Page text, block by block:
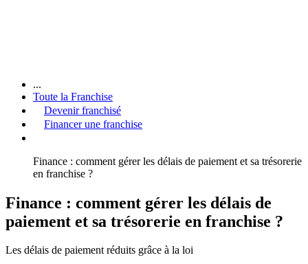
...
Toute la Franchise
Devenir franchisé
Financer une franchise
Finance : comment gérer les délais de paiement et sa trésorerie
en franchise ?
Finance : comment gérer les délais de
paiement et sa trésorerie en franchise ?
Les délais de paiement réduits grâce à la loi